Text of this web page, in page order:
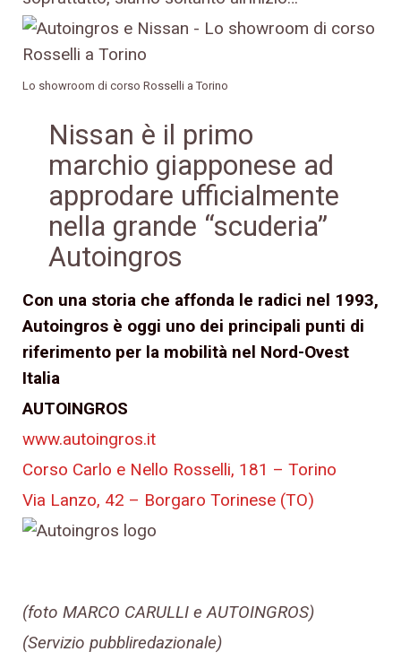
Lo showroom di corso Rosselli a Torino
Nissan è il primo
marchio giapponese ad
approdare ufficialmente
nella grande “scuderia”
Autoingros
Con una storia che affonda le radici nel 1993,
Autoingros è oggi uno dei principali punti di
riferimento per la mobilità nel Nord-Ovest
Italia
AUTOINGROS
www.autoingros.it
Corso Carlo e Nello Rosselli, 181 – Torino
Via Lanzo, 42 – Borgaro Torinese (TO)
(foto MARCO CARULLI e AUTOINGROS)
(Servizio pubbliredazionale)